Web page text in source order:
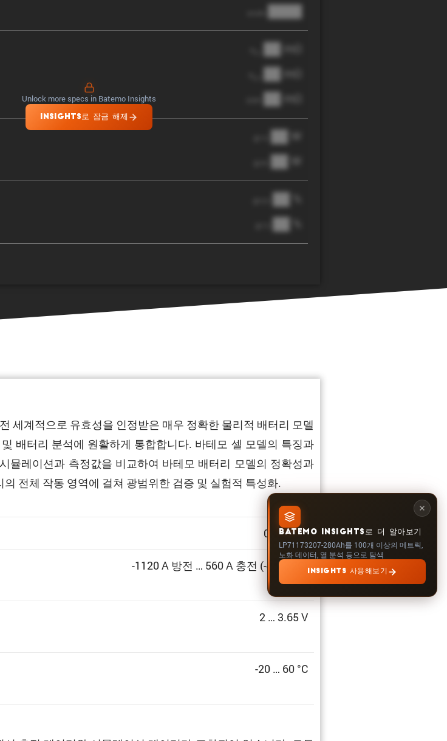
████
██ mΩ
██ mΩ
██ mΩ
██ W
██ W
██ %
██ %
Unlock more specs in Batemo Insights
INSIGHTS로 잠금 해제
BATEMO INSIGHTS로 더 알아보기
LP71173207-280Ah를 100개 이상의 메트릭,
노화 데이터, 열 분석 등으로 탐색
INSIGHTS 사용해보기
세계적으로 유효성을 인정받은 매우 정확한 물리적 배터리 모델
배터리 분석에 원활하게 통합합니다. 바테모 셀 모델의 특징과
뮬레이션과 측정값을 비교하여 바테모 배터리 모델의 정확성과
전체 작동 영역에 걸쳐 광범위한 검증 및 실험적 특성화.
0 … 100%
-1120 A 방전 … 560 A 충전 (-4C … 2C)
2 … 3.65 V
-20 … 60 °C